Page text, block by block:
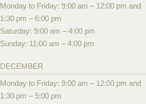
Monday to Friday: 9:00 am – 12:00 pm and
1:30 pm – 6:00 pm
Saturday: 9:00 am – 4:00 pm
Sunday: 11:00 am – 4:00 pm
DECEMBER
Monday to Friday: 9:00 am – 12:00 pm and
1:30 pm – 5:00 pm